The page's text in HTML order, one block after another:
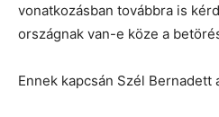
vonatkozásban továbbra is
országnak van-e köze a
Ennek kapcsán Szél Bernadett